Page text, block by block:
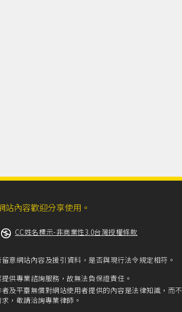
內容歡迎分享使用。
CC姓名標示-非商業性3.0台灣授權條款
意網站內容及援引資料，是否與現行法令規定相符。
供專業諮詢服務，故無法負保證責任。
及平臺無償對網站使用者提供的內容是法律知識，而不
，敬請洽詢專業律師。